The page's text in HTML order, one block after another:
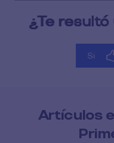
Artículos